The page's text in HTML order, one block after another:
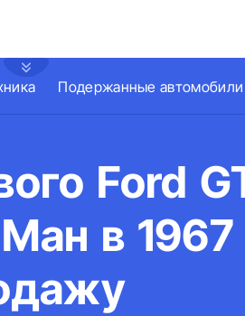
Подержанные автомобили
Ford
в 1967